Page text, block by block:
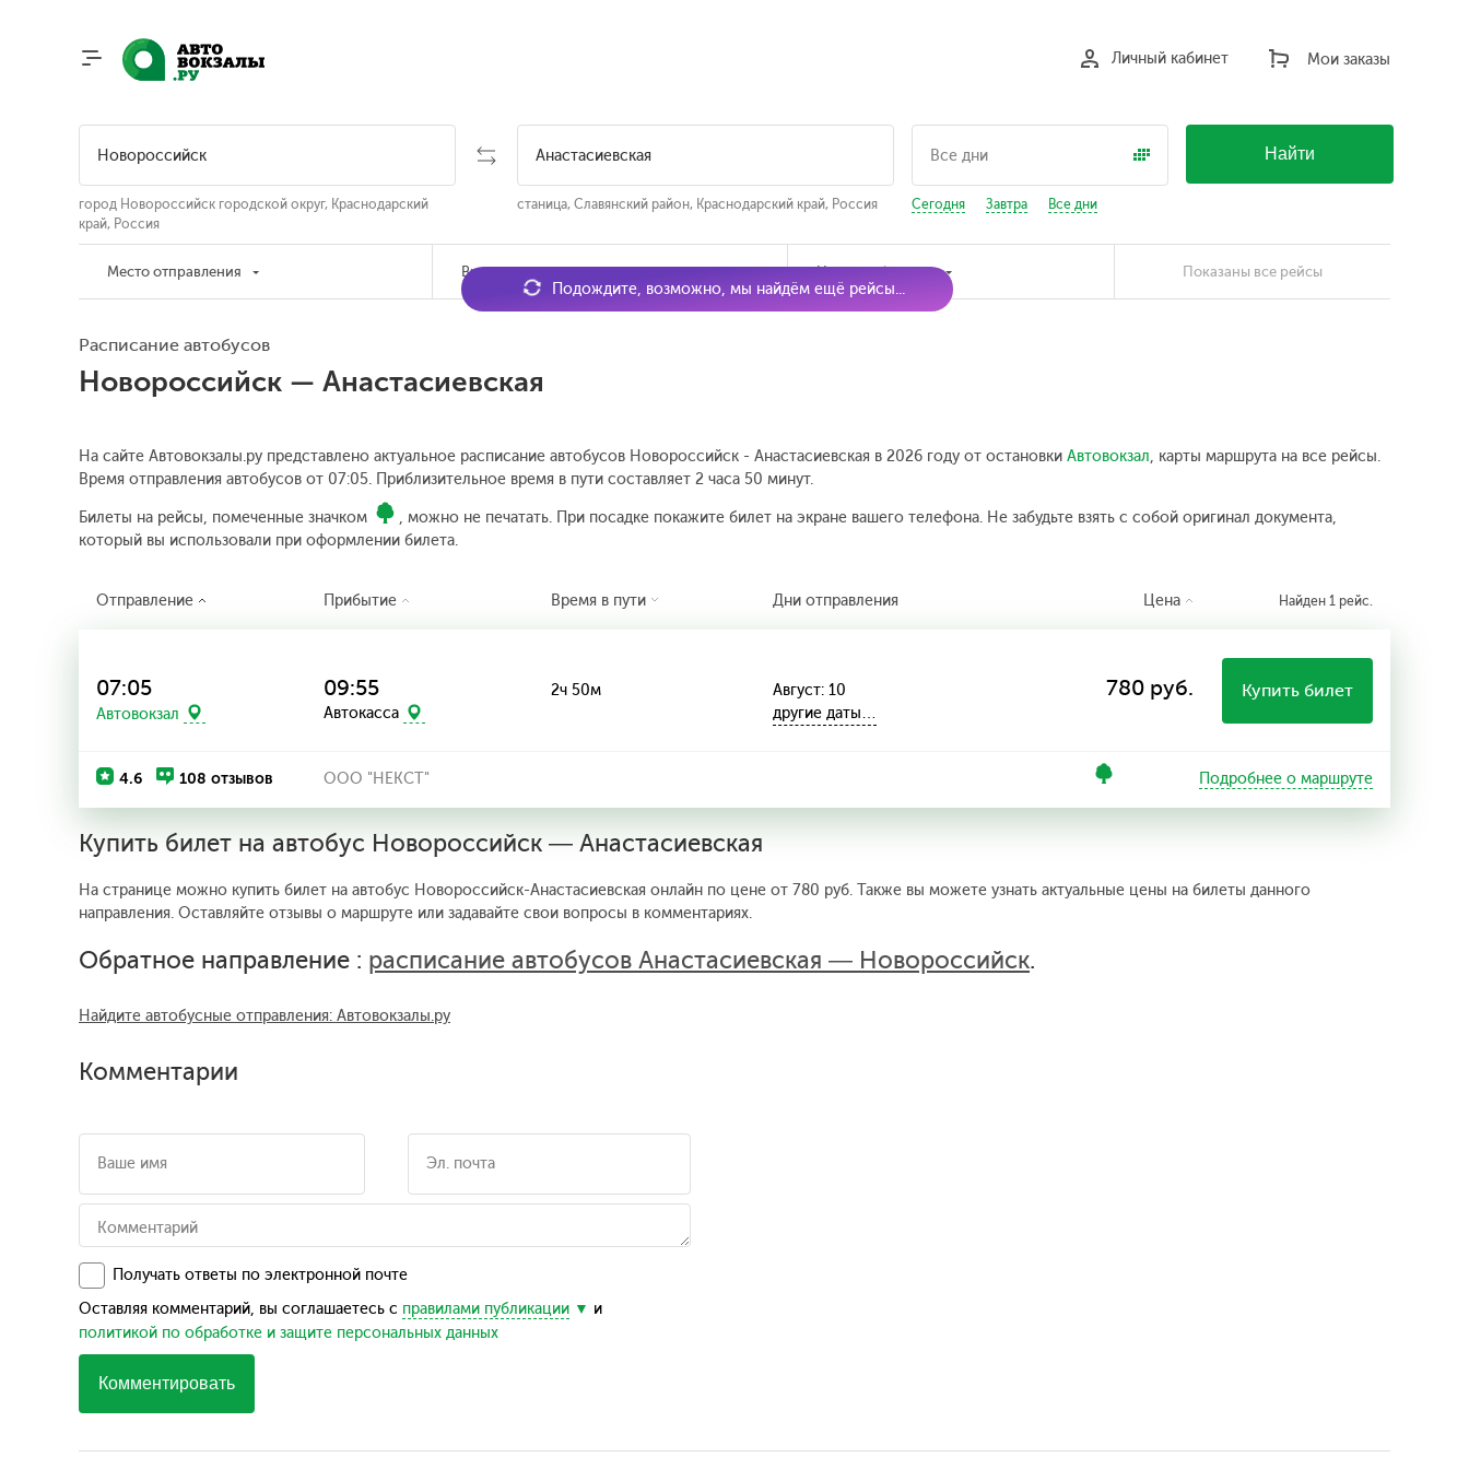
Мои заказы
Личный кабинет
город Новороссийск городской округ, Краснодарский
край, Россия
станица, Славянский район, Краснодарский край, Россия Сегодня Завтра Все дни
Найти
Место отправления Время отправления Наличие билетов Показаны все рейсы
Расписание автобусов
Новороссийск — Анастасиевская
На сайте Автовокзалы.ру представлено актуальное расписание автобусов Новороссийск - Анастасиевская в 2026 году от остановки Автовокзал, карты маршрута на все рейсы.
Время отправления автобусов от 07:05. Приблизительное время в пути составляет 2 часа 50 минут.
Билеты на рейсы, помеченные значком
, можно не печатать. При посадке покажите билет на экране вашего телефона. Не забудьте взять с собой оригинал документа,
который вы использовали при оформлении билета.
Подождите, возможно, мы найдём ещё рейсы...
Отправление Прибытие Время в пути Дни отправления Цена Найден 1 рейс.
07:05
Автовокзал
09:55
Автокасса
2ч 50м
Август: 10
другие даты…
780 руб. Купить билет
4.6 108 отзывов ООО "НЕКСТ" Подробнее о маршруте
Купить билет на автобус Новороссийск — Анастасиевская
На странице можно купить билет на автобус Новороссийск-Анастасиевская онлайн по цене от 780 руб. Также вы можете узнать актуальные цены на билеты данного
направления. Оставляйте отзывы о маршруте или задавайте свои вопросы в комментариях.
Обратное направление : расписание автобусов Анастасиевская — Новороссийск.
Найдите автобусные отправления: Автовокзалы.ру
Комментарии
Получать ответы по электронной почте
Оставляя комментарий, вы соглашаетесь с правилами публикации
и
политикой по обработке и защите персональных данных
Комментировать